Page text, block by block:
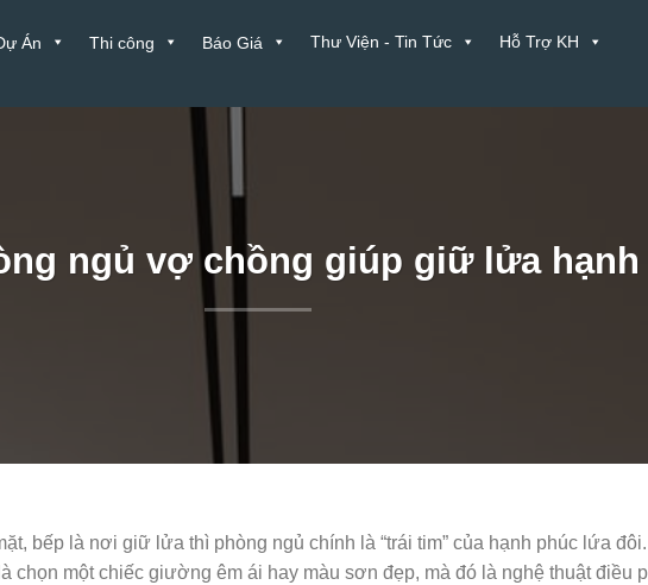
Án Thi công Báo Giá Thư Viện - Tin Tức Hỗ Trợ KH
ngủ vợ chồng giúp giữ lửa
bếp là nơi giữ lửa thì phòng ngủ chính là “trái tim” của hạnh phúc lứa
chọn một chiếc giường êm ái hay màu sơn đẹp, mà đó là nghệ thuật điều